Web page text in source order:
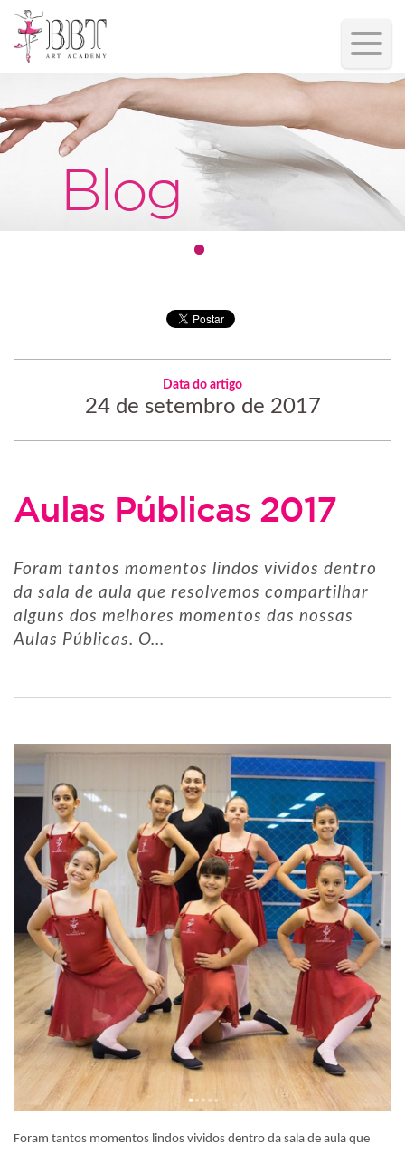
Blog
Data do artigo
24 de setembro de 2017
Aulas Públicas 2017
Foram tantos momentos lindos vividos dentro
da sala de aula que resolvemos compartilhar
alguns dos melhores momentos das nossas
Aulas Públicas. O...
Foram tantos momentos lindos vividos dentro da sala de aula que